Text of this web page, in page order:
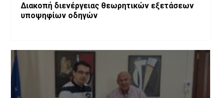
Διακοπή διενέργειας θεωρητικών εξετάσεων
υποψηφίων οδηγών